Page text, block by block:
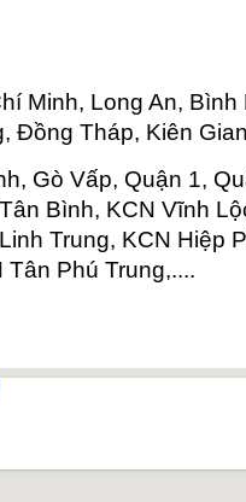
Minh, Long An,
Đồng Tháp, Kiên
Gò Vấp, Quận 1,
Bình, KCN Vĩnh
Trung, KCN Hiệp
Phú Trung,....